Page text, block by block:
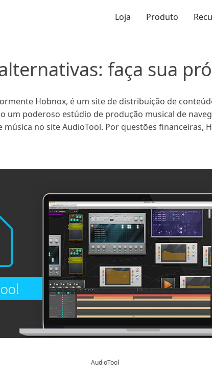
Loja Produto
faça sua
Hobnox, é um site de distribuição de
um poderoso estúdio de produção musical de
no site AudioTool. Por questões financeiras,
AudioTool